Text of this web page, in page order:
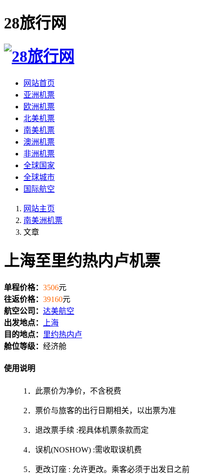
28旅行网
网站首页
亚洲机票
欧洲机票
北美机票
南美机票
澳洲机票
非洲机票
全球国家
全球城市
国际航空
网站主页
南美洲机票
文章
上海至里约热内卢机票
单程价格： 3506元
往返价格： 39160元
航空公司： 达美航空
出发地点：
上海
目的地点：
里约热内卢
舱位等级： 经济舱
使用说明
1．此票价为净价，不含税费
2．票价与旅客的出行日期相关，以出票为准
3．退改票手续 :视具体机票条款而定
4．误机(NOSHOW) :需收取误机费
5．更改订座 : 允许更改。乘客必须于出发日之前